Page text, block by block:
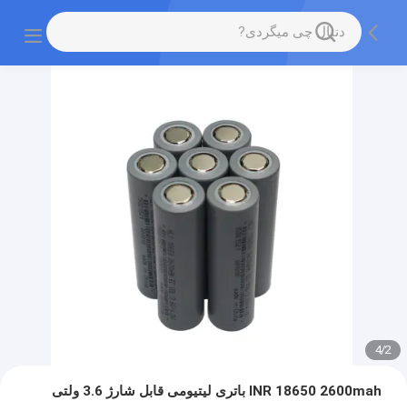
2
/
4
INR 18650 2600mah باتری لیتیومی قابل شارژ 3.6 ولتی